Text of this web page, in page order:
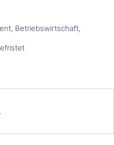
Betriebswirtschaft